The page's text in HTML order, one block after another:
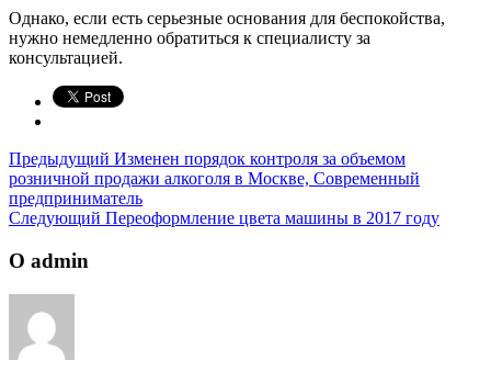
Однако, если есть серьезные основания для беспокойства,
нужно немедленно обратиться к специалисту за
консультацией.
Предыдущий Изменен порядок контроля за объемом
розничной продажи алкоголя в Москве, Современный
предприниматель
Следующий Переоформление цвета машины в 2017 году
О admin